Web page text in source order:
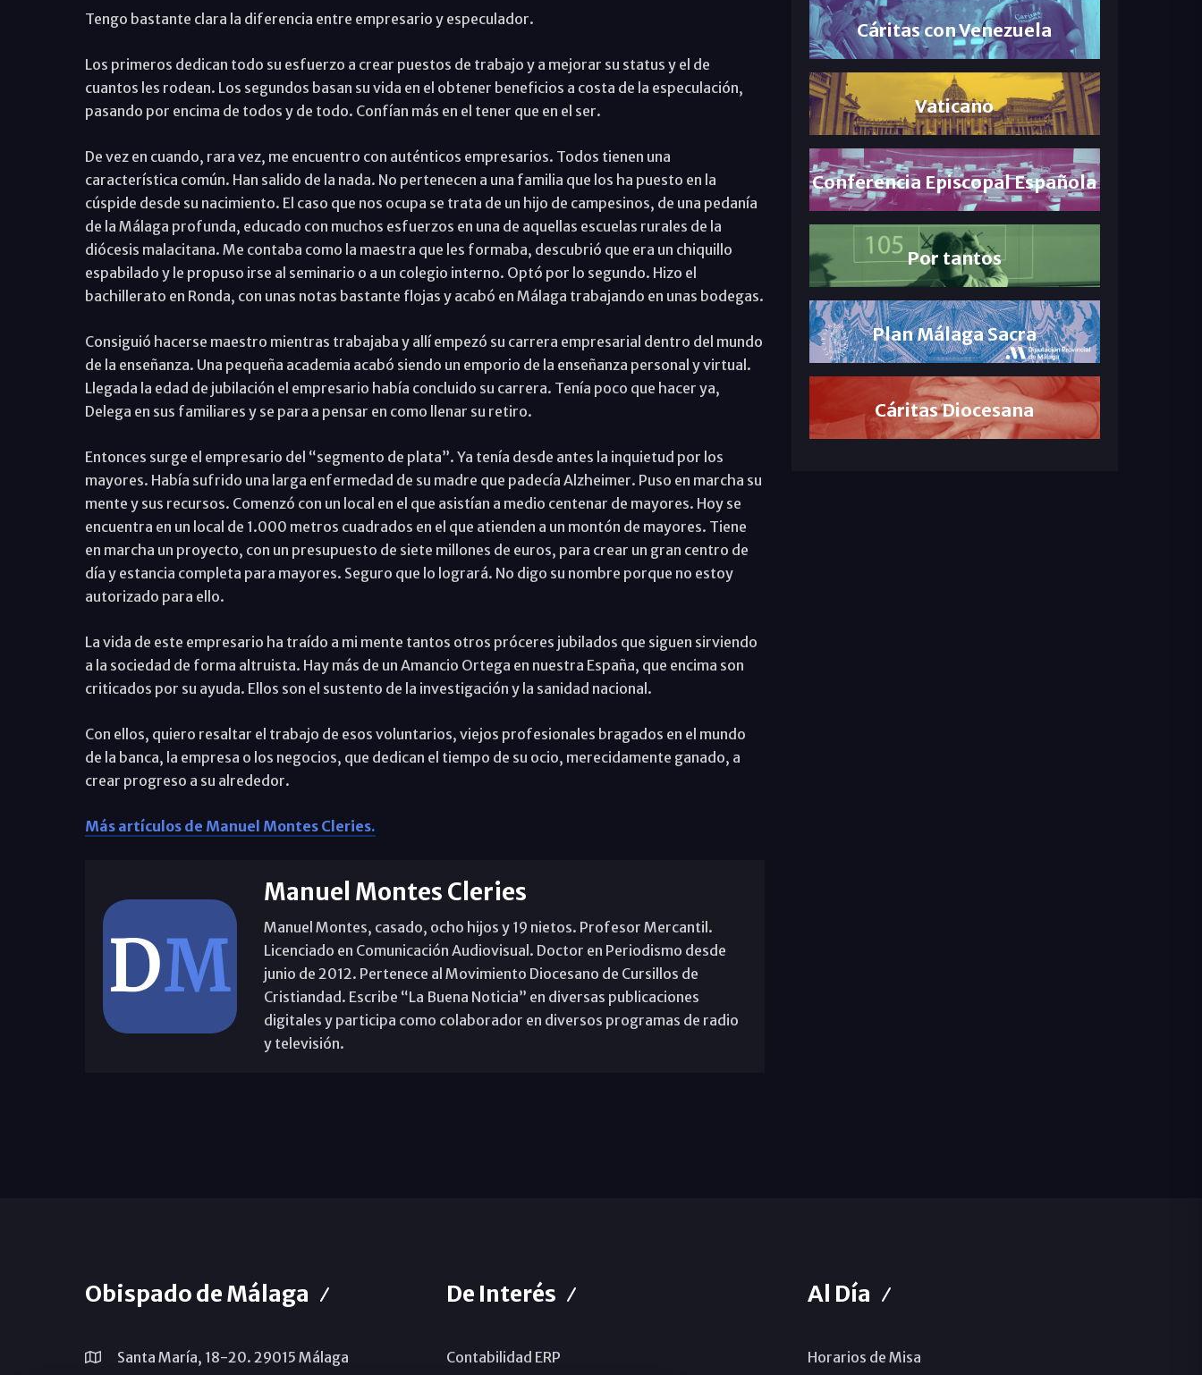
Tengo bastante clara la diferencia entre empresario y especulador.
Los primeros dedican todo su esfuerzo a crear puestos de trabajo y a mejorar su status y el de
cuantos les rodean. Los segundos basan su vida en el obtener beneficios a costa de la especulación,
pasando por encima de todos y de todo. Confían más en el tener que en el ser.
De vez en cuando, rara vez, me encuentro con auténticos empresarios. Todos tienen una
característica común. Han salido de la nada. No pertenecen a una familia que los ha puesto en la
cúspide desde su nacimiento. El caso que nos ocupa se trata de un hijo de campesinos, de una pedanía
de la Málaga profunda, educado con muchos esfuerzos en una de aquellas escuelas rurales de la
diócesis malacitana. Me contaba como la maestra que les formaba, descubrió que era un chiquillo
espabilado y le propuso irse al seminario o a un colegio interno. Optó por lo segundo. Hizo el
bachillerato en Ronda, con unas notas bastante flojas y acabó en Málaga trabajando en unas bodegas.
Consiguió hacerse maestro mientras trabajaba y allí empezó su carrera empresarial dentro del mundo
de la enseñanza. Una pequeña academia acabó siendo un emporio de la enseñanza personal y virtual.
Llegada la edad de jubilación el empresario había concluido su carrera. Tenía poco que hacer ya,
Delega en sus familiares y se para a pensar en como llenar su retiro.
Entonces surge el empresario del “segmento de plata”. Ya tenía desde antes la inquietud por los
mayores. Había sufrido una larga enfermedad de su madre que padecía Alzheimer. Puso en marcha su
mente y sus recursos. Comenzó con un local en el que asistían a medio centenar de mayores. Hoy se
encuentra en un local de 1.000 metros cuadrados en el que atienden a un montón de mayores. Tiene
en marcha un proyecto, con un presupuesto de siete millones de euros, para crear un gran centro de
día y estancia completa para mayores. Seguro que lo logrará. No digo su nombre porque no estoy
autorizado para ello.
La vida de este empresario ha traído a mi mente tantos otros próceres jubilados que siguen sirviendo
a la sociedad de forma altruista. Hay más de un Amancio Ortega en nuestra España, que encima son
criticados por su ayuda. Ellos son el sustento de la investigación y la sanidad nacional.
Con ellos, quiero resaltar el trabajo de esos voluntarios, viejos profesionales bragados en el mundo
de la banca, la empresa o los negocios, que dedican el tiempo de su ocio, merecidamente ganado, a
crear progreso a su alrededor.
Más artículos de Manuel Montes Cleries.
Manuel Montes Cleries
Manuel Montes, casado, ocho hijos y 19 nietos. Profesor Mercantil.
Licenciado en Comunicación Audiovisual. Doctor en Periodismo desde
junio de 2012. Pertenece al Movimiento Diocesano de Cursillos de
Cristiandad. Escribe “La Buena Noticia” en diversas publicaciones
digitales y participa como colaborador en diversos programas de radio
y televisión.
Cáritas con Venezuela
Vaticano
Conferencia Episcopal Española
Por tantos
Plan Málaga Sacra
Cáritas Diocesana
Obispado de Málaga
Santa María, 18-20. 29015 Málaga
De Interés
Contabilidad ERP
Al Día
Horarios de Misa